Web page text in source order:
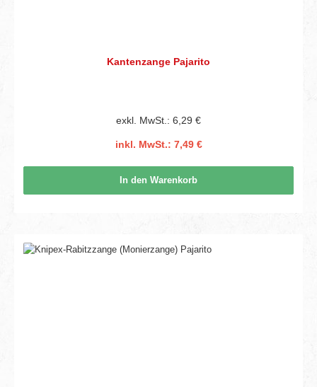
Kantenzange Pajarito
exkl. MwSt.: 6,29 €
inkl. MwSt.: 7,49 €
In den Warenkorb